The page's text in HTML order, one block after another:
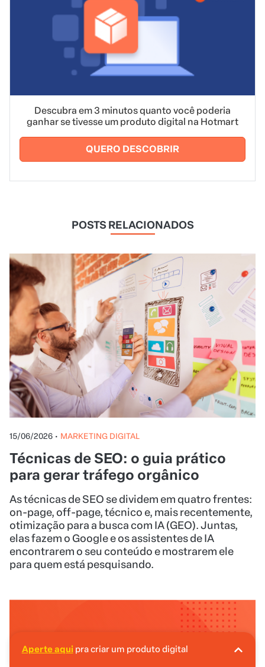
Descubra em 3 minutos quanto você poderia
ganhar se tivesse um produto digital na Hotmart
QUERO DESCOBRIR
POSTS RELACIONADOS
15/06/2026 • MARKETING DIGITAL
Técnicas de SEO: o guia prático
para gerar tráfego orgânico
As técnicas de SEO se dividem em quatro frentes:
on-page, off-page, técnico e, mais recentemente,
otimização para a busca com IA (GEO). Juntas,
elas fazem o Google e os assistentes de IA
encontrarem o seu conteúdo e mostrarem ele
para quem está pesquisando.
A Hotmart é o lugar certo pra você criar seu
Aperte aqui pra criar um produto digital